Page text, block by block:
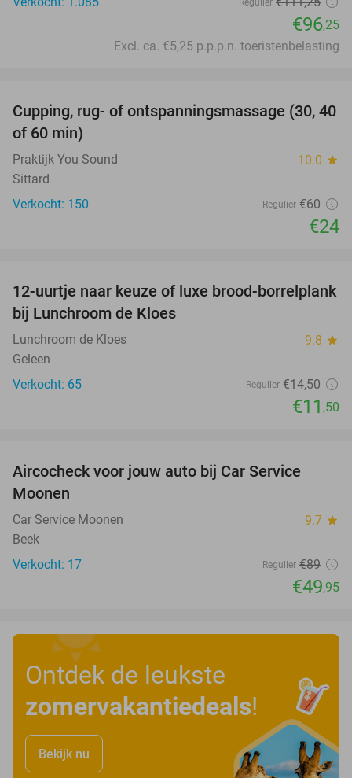
€96,25
Excl. ca. €5,25 p.p.p.n. toeristenbelasting
60%
Cupping, rug- of ontspanningsmassage (30, 40
of 60 min)
Praktijk You Sound 10.0 star
Sittard
Verkocht: 150
Regulier €60
€24
21%
12-uurtje naar keuze of luxe brood-borrelplank
bij Lunchroom de Kloes
Lunchroom de Kloes 9.8 star
Geleen
Verkocht: 65
Regulier €14,50
€11 ,50
Aircocheck voor jouw auto bij Car Service
Moonen
Car Service Moonen 9.7 star
Beek
Verkocht: 17
Regulier €89
€49,95
Ontdek de leukste
zomervakantiedeals!
Bekijk nu